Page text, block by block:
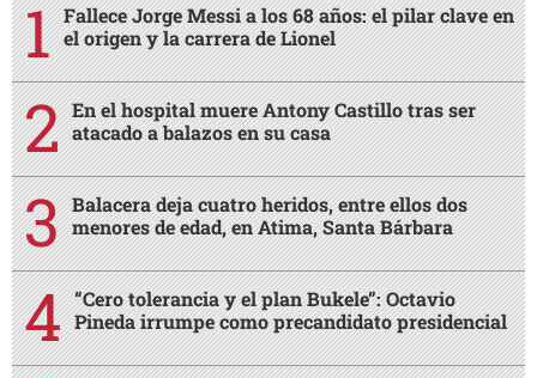
Fallece Jorge Messi a los 68 años: el pilar clave en
el origen y la carrera de Lionel
En el hospital muere Antony Castillo tras ser
atacado a balazos en su casa
Balacera deja cuatro heridos, entre ellos dos
menores de edad, en Atima, Santa Bárbara
“Cero tolerancia y el plan Bukele”: Octavio
Pineda irrumpe como precandidato presidencial